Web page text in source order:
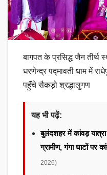
बागपत के प्रसिद्ध जैन तीर्थ
धरणेन्द्र पद्मावती धाम में
पहुॅंचे सैकड़ो श्रद्धालुगण
यह भी पढ़ें:
बुलंदशहर में कांवड़
ग्रामीण, गंगा घाटों पर
2026)